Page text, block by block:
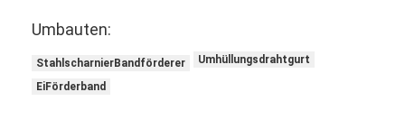
Umbauten:
StahlscharnierBandförderer Umhüllungsdrahtgurt
EiFörderband